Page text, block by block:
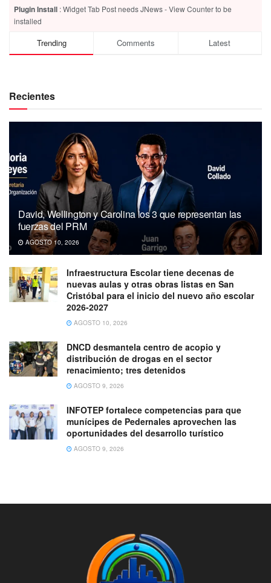
Plugin Install : Widget Tab Post needs JNews - View Counter to be
installed
Trending Comments Latest
Recientes
David, Wellington y Carolina los 3 que representan las
fuerzas del PRM
AGOSTO 10, 2026
Infraestructura Escolar tiene decenas de
nuevas aulas y otras obras listas en San
Cristóbal para el inicio del nuevo año escolar
2026-2027
AGOSTO 10, 2026
DNCD desmantela centro de acopio y
distribución de drogas en el sector
renacimiento; tres detenidos
AGOSTO 9, 2026
INFOTEP fortalece competencias para que
munícipes de Pedernales aprovechen las
oportunidades del desarrollo turístico
AGOSTO 9, 2026